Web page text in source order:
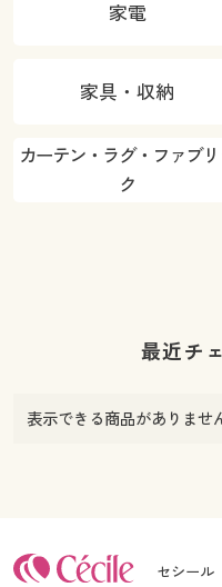
家電
家具・収納
カーテン・ラグ・ファブリ
ク
最近チ
表示できる商品がありませ
セシール